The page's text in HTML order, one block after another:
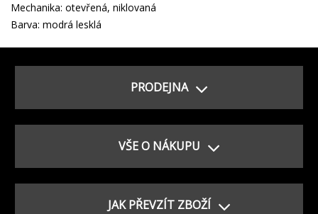
Mechanika: otevřená, niklovaná
Barva: modrá lesklá
PRODEJNA
VŠE O NÁKUPU
JAK PŘEVZÍT ZBOŽÍ